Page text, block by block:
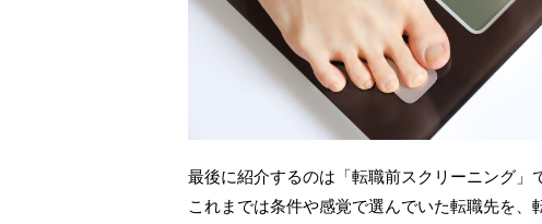
最後に紹介するのは「転職前スクリーニング」
これまでは条件や感覚で選んでいた転職先を